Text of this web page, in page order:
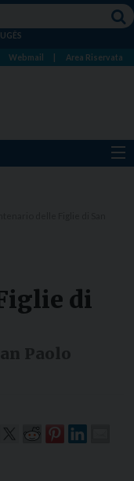
Webmail Area Riservata
di